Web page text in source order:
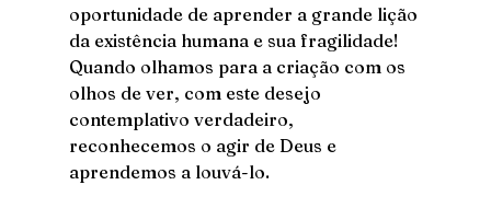
oportunidade de aprender a grande lição
da existência humana e sua fragilidade!
Quando olhamos para a criação com os
olhos de ver, com este desejo
contemplativo verdadeiro,
reconhecemos o agir de Deus e
aprendemos a louvá-lo.